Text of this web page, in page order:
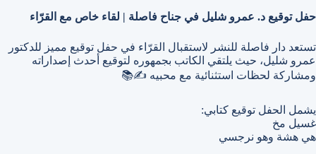
حفل توقيع د. عمرو شليل في جناح فاصلة | لقاء خاص مع القرّاء
تستعد دار فاصلة للنشر لاستقبال القرّاء في حفل توقيع مميز للدكتور
عمرو شليل، حيث يلتقي الكاتب بجمهوره لتوقيع أحدث إصداراته
ومشاركة لحظات استثنائية مع محبيه ✍️📚
يشمل الحفل توقيع كتابي:
غسيل مخ
هي هشة وهو نرجسي